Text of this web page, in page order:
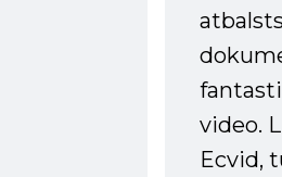
video.
Ecvid,